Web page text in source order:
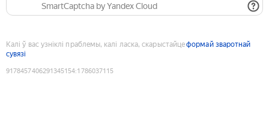
SmartCaptcha by Yandex Cloud
Калі ў вас узніклі праблемы, калі ласка, скарыстайцеформай зваротнай
сувязі
9178457406291345154:1786037115